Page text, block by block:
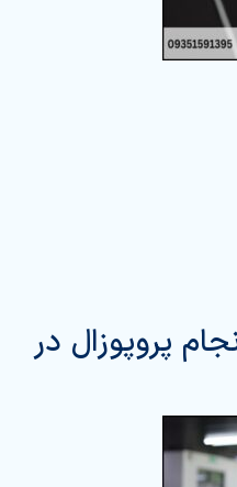
پروپوزال در